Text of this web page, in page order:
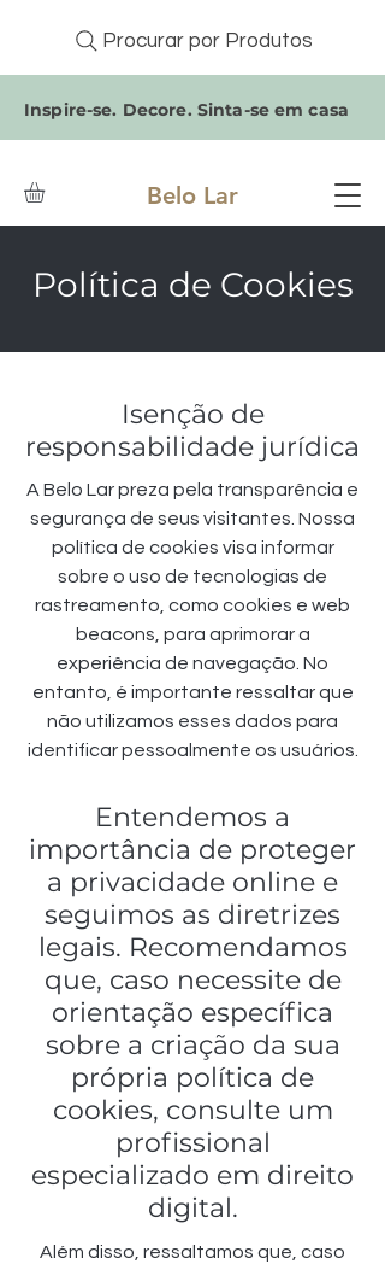
Inspire-se. Decore. Sinta-se em casa
Belo Lar
Procurar por Produtos
Política de Cookies
Isenção de
responsabilidade jurídica
A Belo Lar preza pela transparência e
segurança de seus visitantes. Nossa
política de cookies visa informar
sobre o uso de tecnologias de
rastreamento, como cookies e web
beacons, para aprimorar a
experiência de navegação. No
entanto, é importante ressaltar que
não utilizamos esses dados para
identificar pessoalmente os usuários.
Entendemos a
importância de proteger
a privacidade online e
seguimos as diretrizes
legais. Recomendamos
que, caso necessite de
orientação específica
sobre a criação da sua
própria política de
cookies, consulte um
profissional
especializado em direito
digital.
Além disso, ressaltamos que, caso